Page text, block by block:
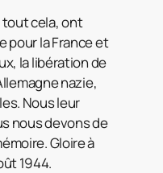
tout cela, ont
pour la France et
la libération de
nazie,
Nous leur
nous devons de
Gloire à
1944.